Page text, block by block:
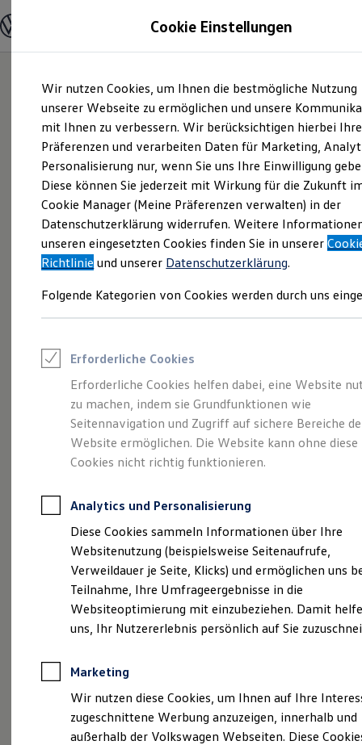
Hauptinhalt
springen
Footer
springen
Modelle und Konfigurator
Modelle vergleichen
Elektroautos
ENERGY Sondermodelle
Nutzfahrzeuge
SUV und CUV
Familienautos
Kombis
Kompaktwagen
Sportwagen
Schnell verfügbare Fahrzeuge
Angebote und Produkte
Aktuelle Angebote
E-Auto-Förderung
Volkswagen Marktplatz
Junge Gebrauchtwagen und Gebrauchtwagen
Saisonangebote
Leasing
Leasing-Angebote
Gebrauchtwagen Leasing
Junge Gebrauchtwagen-Leasing
Elektroauto Leasing
Kleinwagen-Leasing
Leasing ohne Anzahlung
Autokredit mit Schlussrate
Versicherungen und Garantien
Kfz-Versicherung
Restschuldversicherungen
Garantien
Wartungsverträge
Geschäftskunden
Professional Class bei Volkswagen
Großkunden
Behörden
Anpfiff zum Gewinn
Elektroautos
ID. Tutorials
Elektrofahrzeugkonzepte
Ihr Begleiter für Alltag
und Freizeit. Der T-
Cross.
Cookie Einstellungen
Wir nutzen Cookies, um Ihnen die bestmögliche Nutzung
unserer Webseite zu ermöglichen und unsere
mit Ihnen zu verbessern. Wir berücksichtigen hierbei Ihre
Präferenzen und verarbeiten Daten für Marketing,
Personalisierung nur, wenn Sie uns Ihre Einwilligung
Diese können Sie jederzeit mit Wirkung für die Zukunft
Cookie Manager (Meine Präferenzen verwalten) in der
Datenschutzerklärung widerrufen. Weitere
unseren eingesetzten Cookies finden Sie in unserer
Richtlinie und unserer Datenschutzerklärung.
Folgende Kategorien von Cookies werden durch uns
Erforderliche Cookies
Erforderliche Cookies helfen dabei, eine Website
zu machen, indem sie Grundfunktionen wie
Seitennavigation und Zugriff auf sichere Bereiche
Website ermöglichen. Die Website kann ohne diese
Cookies nicht richtig funktionieren.
Analytics und Personalisierung
Diese Cookies sammeln Informationen über Ihre
Websitenutzung (beispielsweise Seitenaufrufe,
Verweildauer je Seite, Klicks) und ermöglichen uns
Teilnahme, Ihre Umfrageergebnisse in die
Websiteoptimierung mit einzubeziehen. Damit
uns, Ihr Nutzererlebnis persönlich auf Sie
Marketing
Wir nutzen diese Cookies, um Ihnen auf Ihre
zugeschnittene Werbung anzuzeigen, innerhalb und
außerhalb der Volkswagen Webseiten. Diese